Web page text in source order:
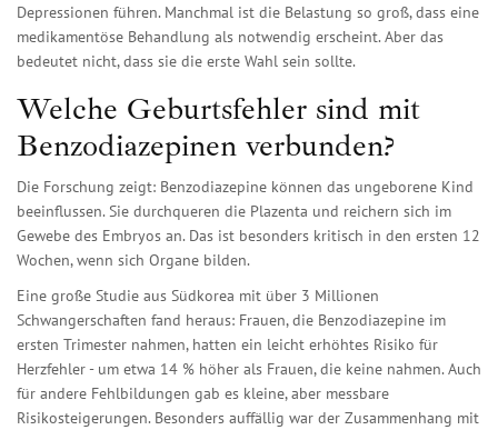
Depressionen führen. Manchmal ist die Belastung so groß, dass eine
medikamentöse Behandlung als notwendig erscheint. Aber das
bedeutet nicht, dass sie die erste Wahl sein sollte.
Welche Geburtsfehler sind mit
Benzodiazepinen verbunden?
Die Forschung zeigt: Benzodiazepine können das ungeborene Kind
beeinflussen. Sie durchqueren die Plazenta und reichern sich im
Gewebe des Embryos an. Das ist besonders kritisch in den ersten 12
Wochen, wenn sich Organe bilden.
Eine große Studie aus Südkorea mit über 3 Millionen
Schwangerschaften fand heraus: Frauen, die Benzodiazepine im
ersten Trimester nahmen, hatten ein leicht erhöhtes Risiko für
Herzfehler - um etwa 14 % höher als Frauen, die keine nahmen. Auch
für andere Fehlbildungen gab es kleine, aber messbare
Risikosteigerungen. Besonders auffällig war der Zusammenhang mit